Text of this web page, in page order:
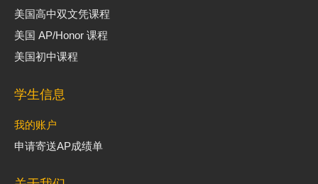
美国高中双文凭课程
美国 AP/Honor 课程
美国初中课程
学生信息
我的账户
申请寄送AP成绩单